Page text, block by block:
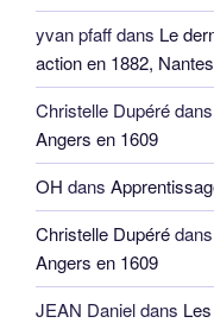
yvan pfaffdans Le
action en 1882,
Christelle Dupérédans
Angers en 1609
OH dans
Christelle Dupérédans
Angers en 1609
JEAN Danieldans